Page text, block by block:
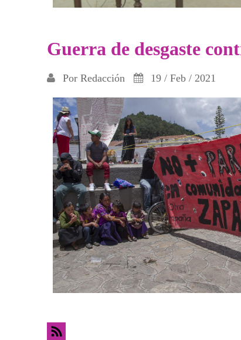
Guerra de desgaste
Por Redacción 19 / Feb / 2021